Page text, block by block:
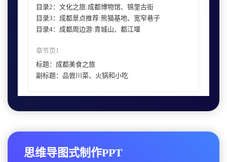
目录2：文化之旅:成都博物馆、锦里古街
目录3：成都景点推荐:熊猫基地、宽窄巷子
目录4：成都周边游:青城山、都江堰
章节页1
标题：成都美食之旅
副标题：品尝川菜、火锅和小吃
思维导图式制作PPT